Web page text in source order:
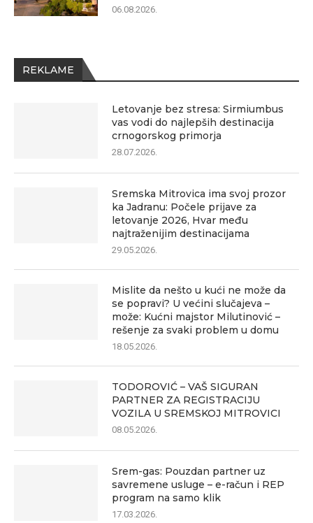
06.08.2026.
REKLAME
Letovanje bez stresa: Sirmiumbus
vas vodi do najlepših destinacija
crnogorskog primorja
28.07.2026.
Sremska Mitrovica ima svoj prozor
ka Jadranu: Počele prijave za
letovanje 2026, Hvar među
najtraženijim destinacijama
29.05.2026.
Mislite da nešto u kući ne može da
se popravi? U većini slučajeva –
može: Kućni majstor Milutinović –
rešenje za svaki problem u domu
18.05.2026.
TODOROVIĆ – VAŠ SIGURAN
PARTNER ZA REGISTRACIJU
VOZILA U SREMSKOJ MITROVICI
08.05.2026.
Srem-gas: Pouzdan partner uz
savremene usluge – e-račun i REP
program na samo klik
17.03.2026.